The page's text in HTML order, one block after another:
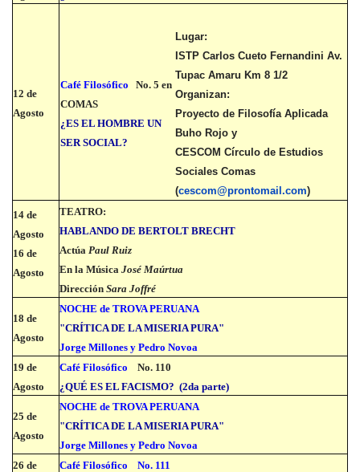
12 de
Agosto
Café Filosófico No. 5 en
COMAS
¿ES EL HOMBRE UN
SER SOCIAL?
Lugar:
ISTP Carlos Cueto Fernandini Av.
Tupac Amaru Km 8 1/2
Organizan:
Proyecto de Filosofía Aplicada
Buho Rojo y
CESCOM Círculo de Estudios
Sociales Comas
(cescom@prontomail.com)
14 de
Agosto
16 de
Agosto
TEATRO:
HABLANDO DE BERTOLT BRECHT
Actúa Paul Ruiz
En la Música José Maúrtua
Dirección Sara Joffré
18 de
Agosto
NOCHE de TROVA PERUANA
"CRÍTICA DE LA MISERIA PURA"
Jorge Millones y Pedro Novoa
19 de
Agosto
Café Filosófico No. 110
¿QUÉ ES EL FACISMO? (2da parte)
25 de
Agosto
NOCHE de TROVA PERUANA
"CRÍTICA DE LA MISERIA PURA"
Jorge Millones y Pedro Novoa
26 de
Café Filosófico
No. 111